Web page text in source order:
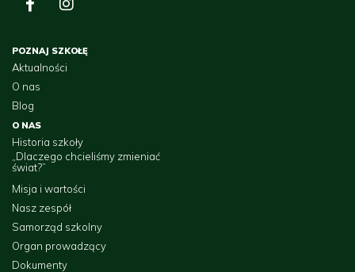
POZNAJ SZKOŁĘ
Aktualności
O nas
Blog
O NAS
Historia szkoły
„Dlaczego chcieliśmy zmieniać
świat?”
Misja i wartości
Nasz zespół
Samorząd szkolny
Organ prowadzący
Dokumenty